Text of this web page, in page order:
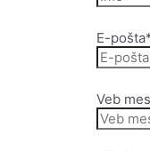
E-
Veb